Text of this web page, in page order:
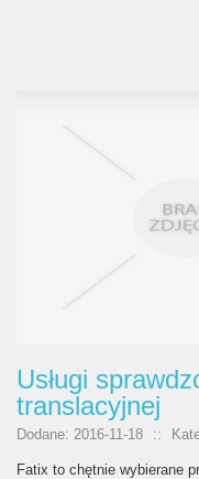
Usługi
translacyjnej
Dodane: 2016-11-18 ::
Fatix to chętnie wybierane